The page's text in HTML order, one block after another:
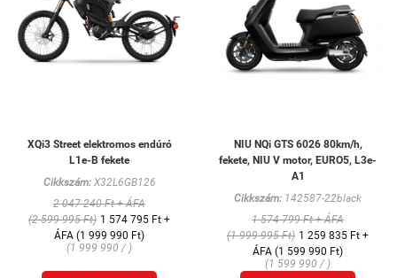
XQi3 Street elektromos endúró
L1e-B fekete
Cikkszám:X32L6GB126
2 047 240 Ft + ÁFA
(2 599 995 Ft) 1 574 795 Ft +
ÁFA (1 999 990 Ft)
(1 999 990 / )
NIU NQi GTS 6026 80km/h,
fekete, NIU V motor, EURO5, L3e-
A1
Cikkszám: 142587-22black
1 574 799 Ft + ÁFA
(1 999 995 Ft) 1 259 835 Ft +
ÁFA (1 599 990 Ft)
(1 599 990 / )